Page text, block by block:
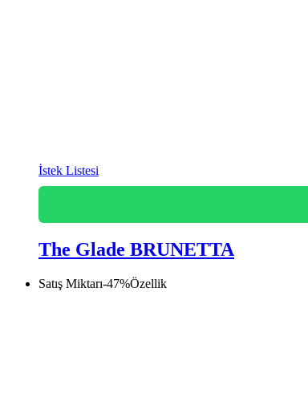
İstek Listesi
The Glade BRUNETTA
Satış Miktarı-47%Özellik